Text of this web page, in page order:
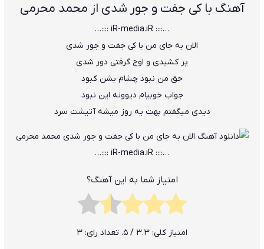
آهنگ با کی جفت و جور شدی از محمد محرمی
…:::: iR-media.iR ::::…
الان به جای من با کی جفت و جور شدی
پر کشیدی و اوج گرفتی دور شدی
حق من نبود چشام بشن کبود
جواب خوبیام دیوونه این نبود
دیدی میگفتم بهت یه روز میشه آتیشت سرد
…:::: iR-media.iR ::::…
امتیاز شما به این آهنگ؟
امتیاز کلی: 3.3 / 5. تعداد رای: 3